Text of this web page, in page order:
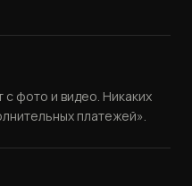
фото и видео. Никаких
платежей».